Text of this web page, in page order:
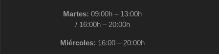
Martes: 09:00h – 13:00h
/ 16:00h – 20:00h
Miércoles: 16:00 – 20:00h